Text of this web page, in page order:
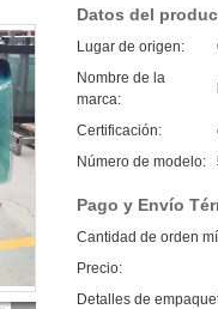
Datos del
Lugar de origen:
Nombre de la
marca:
Certificación:
Número de modelo:
Pago y Envío
Cantidad de orden
Precio:
Detalles de